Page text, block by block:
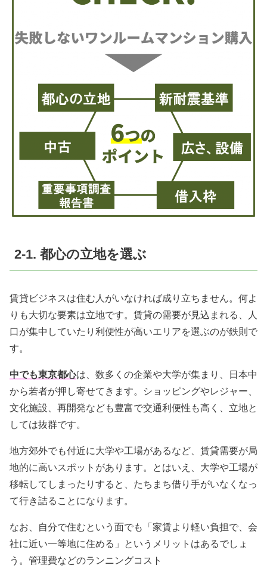
2-1. 都心の立地を選ぶ
賃貸ビジネスは住む人がいなければ成り立ちません。何よ
りも大切な要素は立地です。賃貸の需要が見込まれる、人
口が集中していたり利便性が高いエリアを選ぶのが鉄則で
す。
中でも東京都心は、数多くの企業や大学が集まり、日本中
から若者が押し寄せてきます。ショッピングやレジャー、
文化施設、再開発なども豊富で交通利便性も高く、立地と
しては抜群です。
地方郊外でも付近に大学や工場があるなど、賃貸需要が局
地的に高いスポットがあります。とはいえ、大学や工場が
移転してしまったりすると、たちまち借り手がいなくなっ
て行き詰ることになります。
なお、自分で住むという面でも「家賃より軽い負担で、会
社に近い一等地に住める」というメリットはあるでしょ
う。管理費などのランニングコスト